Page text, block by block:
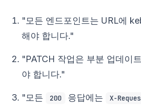
"모든 엔드포인트는 URL에
해야 합니다."
"PATCH 작업은 부분 업데이
야 합니다."
"모든 200 응답에는 X-